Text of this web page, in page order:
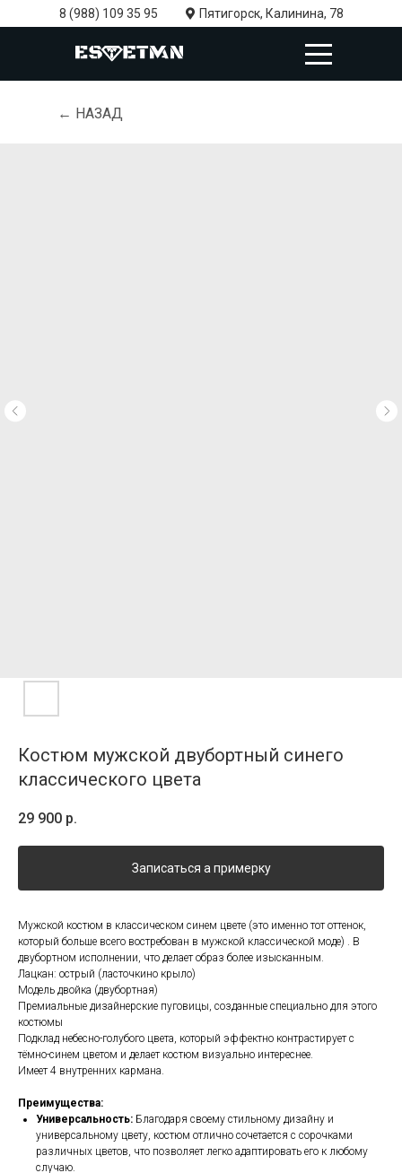
8 (988) 109 35 95 Пятигорск, Калинина, 78
← НАЗАД
Костюм мужской двубортный синего
классического цвета
29 900 р.
Записаться а примерку
Мужской костюм в классическом синем цвете (это именно тот оттенок,
который больше всего востребован в мужской классической моде) . В
двубортном исполнении, что делает образ более изысканным.
Лацкан: острый (ласточкино крыло)
Модель двойка (двубортная)
Премиальные дизайнерские пуговицы, созданные специально для этого
костюмы
Подклад небесно-голубого цвета, который эффектно контрастирует с
тёмно-синем цветом и делает костюм визуально интереснее.
Имеет 4 внутренних кармана.
Преимущества:
Универсальность: Благодаря своему стильному дизайну и
универсальному цвету, костюм отлично сочетается с сорочками
различных цветов, что позволяет легко адаптировать его к любому
случаю.